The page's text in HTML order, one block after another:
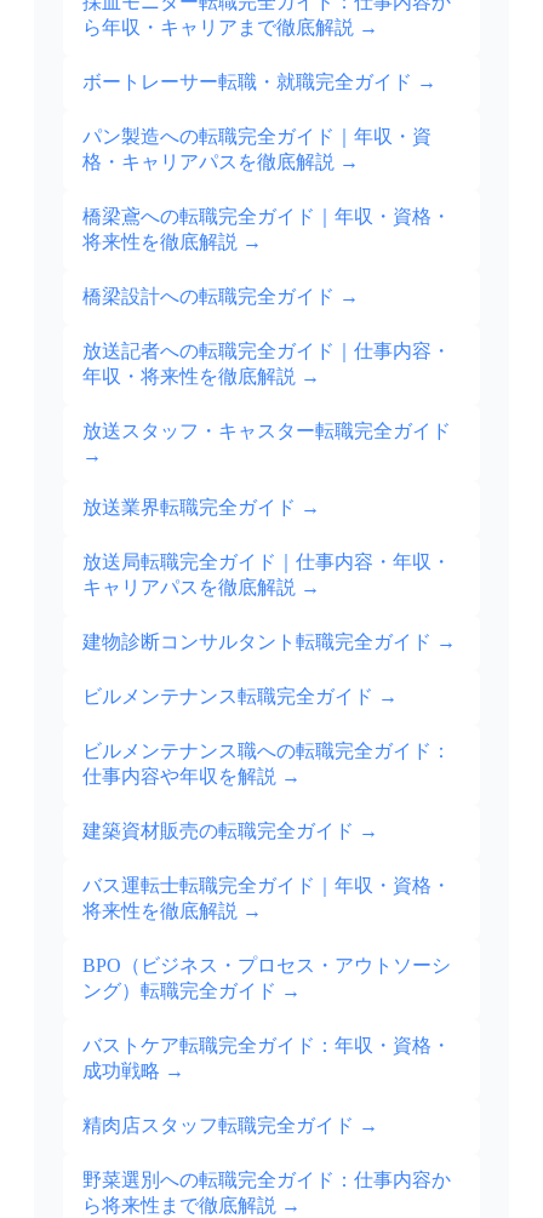
ら年収・キャリアまで徹底解説 →
ボートレーサー転職・就職完全ガイド →
パン製造への転職完全ガイド｜年収・資
格・キャリアパスを徹底解説 →
橋梁鳶への転職完全ガイド｜年収・資格・
将来性を徹底解説 →
橋梁設計への転職完全ガイド →
放送記者への転職完全ガイド｜仕事内容・
年収・将来性を徹底解説 →
放送スタッフ・キャスター転職完全ガイド
→
放送業界転職完全ガイド →
放送局転職完全ガイド｜仕事内容・年収・
キャリアパスを徹底解説 →
建物診断コンサルタント転職完全ガイド →
ビルメンテナンス転職完全ガイド →
ビルメンテナンス職への転職完全ガイド：
仕事内容や年収を解説 →
建築資材販売の転職完全ガイド →
バス運転士転職完全ガイド｜年収・資格・
将来性を徹底解説 →
BPO（ビジネス・プロセス・アウトソーシ
ング）転職完全ガイド →
バストケア転職完全ガイド：年収・資格・
成功戦略 →
精肉店スタッフ転職完全ガイド →
野菜選別への転職完全ガイド：仕事内容か
ら将来性まで徹底解説 →